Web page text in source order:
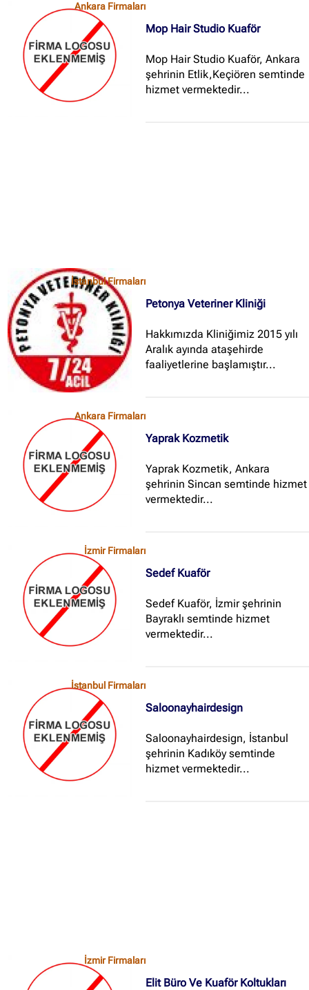
Ankara Firmaları
Mop Hair Studio Kuaför
Mop Hair Studio Kuaför, Ankara
şehrinin Etlik,Keçiören semtinde
hizmet vermektedir...
İstanbul Firmaları
Petonya Veteriner Kliniği
Hakkımızda Kliniğimiz 2015 yılı
Aralık ayında ataşehirde
faaliyetlerine başlamıştır...
Ankara Firmaları
Yaprak Kozmetik
Yaprak Kozmetik, Ankara
şehrinin Sincan semtinde hizmet
vermektedir...
İzmir Firmaları
Sedef Kuaför
Sedef Kuaför, İzmir şehrinin
Bayraklı semtinde hizmet
vermektedir...
İstanbul Firmaları
Saloonayhairdesign
Saloonayhairdesign, İstanbul
şehrinin Kadıköy semtinde
hizmet vermektedir...
İzmir Firmaları
Elit Büro Ve Kuaför Koltukları
🔍
İçerik grupları
İzmir Firmaları